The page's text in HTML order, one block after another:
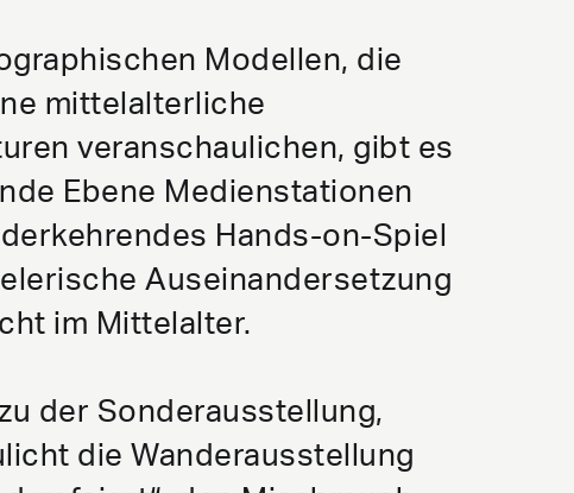
Modellen, die
mittelalterliche
veranschaulichen, gibt es
Ebene Medienstationen
Hands-on-Spiel
Auseinandersetzung
im Mittelalter.
der Sonderausstellung,
die Wanderausstellung